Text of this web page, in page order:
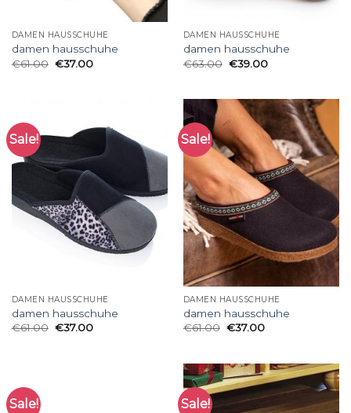
DAMEN HAUSSCHUHE
damen hausschuhe
€61.00 €37.00
DAMEN HAUSSCHUHE
damen hausschuhe
€63.00 €39.00
Sale!
DAMEN HAUSSCHUHE
damen hausschuhe
€61.00 €37.00
Sale!
DAMEN HAUSSCHUHE
damen hausschuhe
€61.00 €37.00
Sale! Sale!